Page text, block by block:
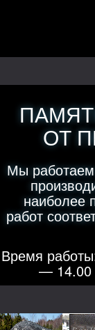
ОТ
Мы
наиболее
работ
Время
— 14.00